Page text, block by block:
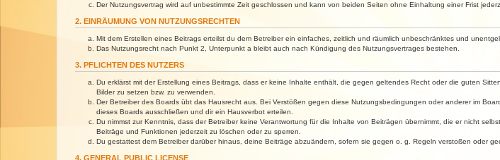
Der Nutzungsvertrag wird auf unbestimmte Zeit geschlossen und kann von beiden Seiten ohne Einhaltung einer Frist
2. EINRÄUMUNG VON NUTZUNGSRECHTEN
Mit dem Erstellen eines Beitrags erteilst du dem Betreiber ein einfaches, zeitlich und räumlich unbeschränktes und
Das Nutzungsrecht nach Punkt 2, Unterpunkt a bleibt auch nach Kündigung des Nutzungsvertrages bestehen.
3. PFLICHTEN DES NUTZERS
Du erklärst mit der Erstellung eines Beitrags, dass er keine Inhalte enthält, die gegen geltendes Recht oder die guten
Bilder zu setzen bzw. zu verwenden.
Der Betreiber des Boards übt das Hausrecht aus. Bei Verstößen gegen diese Nutzungsbedingungen oder anderer im
dieses Boards ausschließen und dir ein Hausverbot erteilen.
Du nimmst zur Kenntnis, dass der Betreiber keine Verantwortung für die Inhalte von Beiträgen übernimmt, die er nicht
Beiträge und Funktionen jederzeit zu löschen oder zu sperren.
Du gestattest dem Betreiber darüber hinaus, deine Beiträge abzuändern, sofern sie gegen o. g. Regeln verstoßen oder
4. GENERAL PUBLIC LICENSE